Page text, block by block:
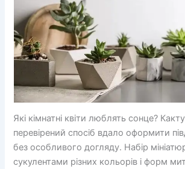
Які кімнатні квіти люблять сонце?
перевірений спосіб вдало оформити
без особливого догляду. Набір
сукулентами різних кольорів і форм